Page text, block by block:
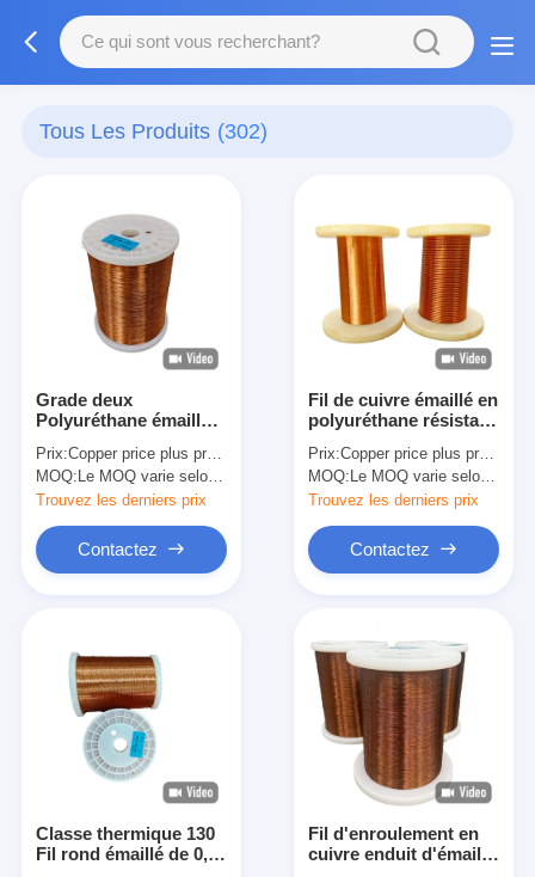
Tous Les Produits (302)
Grade deux
Polyuréthane émaillé
AWG 46-11 résistant
aux produits
chimiques
Prix:Copper price plus processing fee plus freight
MOQ: Le MOQ varie selon la taille de la spécification
Trouvez les derniers prix
Contactez
Fil de cuivre émaillé en
polyuréthane résistant
chimiques 0,04 mm -
2,30 mm avec couleurs
personnalisées Pour
les transformateurs
immergés dans l'huile
Prix:Copper price plus processing fee plus freight
MOQ: Le MOQ varie selon la taille de la spécification
Trouvez les derniers prix
Contactez
Classe thermique 130
Fil rond émaillé de 0,04
Fil d'enroulement en
cuivre enduit d'émail